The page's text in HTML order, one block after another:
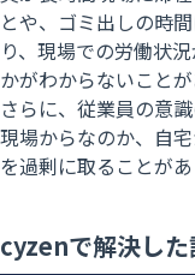
とや、ゴミ出しの時
り、現場での労働状
かがわからないことが
さらに、従業員の意
現場からなのか、自
を過剰に取ることがあ
cyzenで解決し